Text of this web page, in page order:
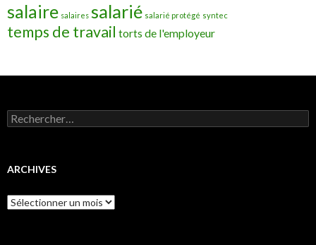
salaire salaires salarié salarié protégé syntec
temps de travail torts de l'employeur
Rechercher :
ARCHIVES
Archives